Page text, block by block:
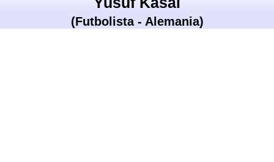
(Futbolista - Alemania)